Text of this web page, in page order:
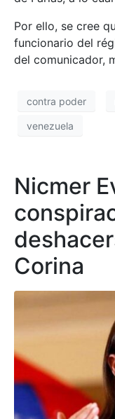
Por ello, se cree
funcionario del
del comunicador,
contra poder
venezuela
Nicmer
Corina